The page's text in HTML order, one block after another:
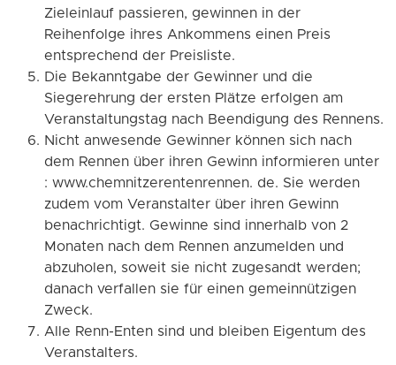
Zieleinlauf passieren, gewinnen in der
Reihenfolge ihres Ankommens einen Preis
entsprechend der Preisliste.
Die Bekanntgabe der Gewinner und die
Siegerehrung der ersten Plätze erfolgen am
Veranstaltungstag nach Beendigung des Rennens.
Nicht anwesende Gewinner können sich nach
dem Rennen über ihren Gewinn informieren unter
: www.chemnitzerentenrennen. de. Sie werden
zudem vom Veranstalter über ihren Gewinn
benachrichtigt. Gewinne sind innerhalb von 2
Monaten nach dem Rennen anzumelden und
abzuholen, soweit sie nicht zugesandt werden;
danach verfallen sie für einen gemeinnützigen
Zweck.
Alle Renn-Enten sind und bleiben Eigentum des
Veranstalters.